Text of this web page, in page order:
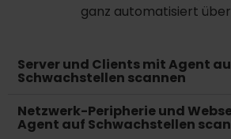
ganz automatisiert
Server und Clients mit Agent
Schwachstellen scannen
Netzwerk-Peripherie und
Agent auf Schwachstellen